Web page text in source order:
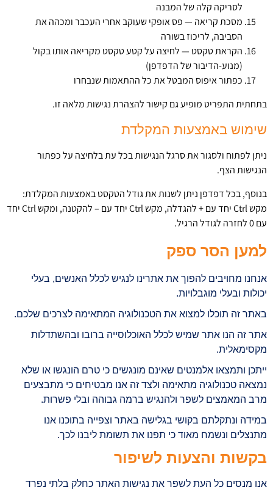
לסריקה קלה של המבנה
מסכת קריאה — פס אופקי שעוקב אחרי העכבר ומכהה את
הסביבה, לריכוז בשורה
הקראת טקסט — לחיצה על קטע טקסט מקריאה אותו בקול
(מנוע-הדיבור של הדפדפן)
כפתור איפוס המבטל את כל ההתאמות שנבחרו
בתחתית התפריט מופיע גם קישור להצהרת נגישות מלאה זו.
שימוש באמצעות המקלדת
ניתן לפתוח ולסגור את סרגל הנגישות בכל עת בלחיצה על כפתור
הנגישות הצף.
בנוסף, בכל דפדפן ניתן לשנות את גודל הטקסט באמצעות המקלדת:
מקש Ctrl יחד עם + להגדלה, מקש Ctrl יחד עם – להקטנה, ומקש Ctrl יחד
עם 0 לחזרה לגודל הרגיל.
למען הסר ספק
אנחנו מחויבים להפוך את אתרינו לנגיש לכלל האנשים, בעלי
יכולות ובעלי מוגבלויות.
באתר זה תוכלו למצוא את הטכנולוגיה המתאימה לצרכים שלכם.
אתר זה הנו אתר שמיש לכלל האוכלוסייה ברובו ובהשתדלות
מקסימאלית.
ייתכן ותמצאו אלמנטים שאינם מונגשים כי טרם הונגשו או שלא
נמצאה טכנולוגיה מתאימה ולצד זה אנו מבטיחים כי מתבצעים
מרב המאמצים לשפר ולהנגיש ברמה גבוהה ובלי פשרות.
במידה ונתקלתם בקושי בגלישה באתר וצפייה בתוכנו אנו
מתנצלים ונשמח מאוד כי תפנו את תשומת ליבנו לכך.
בקשות והצעות לשיפור
אנו מנסים כל העת לשפר את נגישות האתר כחלק בלתי נפרד